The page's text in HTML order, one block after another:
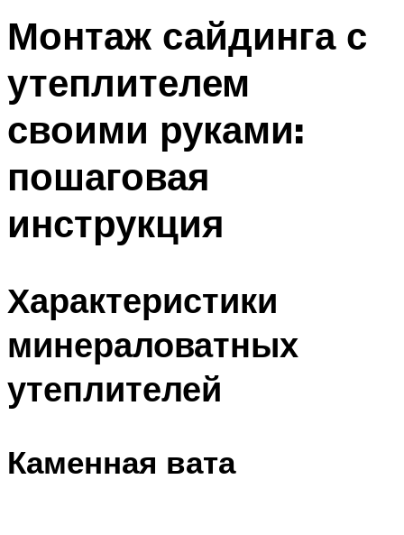
Меню
Монтаж сайдинга с
утеплителем
своими руками:
пошаговая
инструкция
Характеристики
минераловатных
утеплителей
Каменная вата